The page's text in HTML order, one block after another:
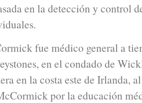
en la detección y control
fue médico general a
en el condado de
en la costa este de Irlanda,
por la educación